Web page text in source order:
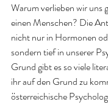
Warum verlieben wir uns
einen Menschen? Die
nicht nur in Hormonen
sondern tief in unserer
Grund gibt es so viele
ihr auf den Grund zu
österreichische